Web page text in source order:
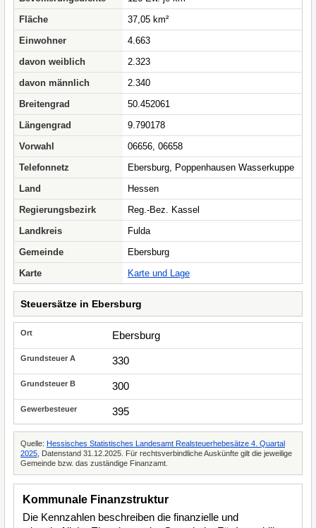
Fläche
37,05 km²
Einwohner
4.663
davon weiblich
2.323
davon männlich
2.340
Breitengrad
50.452061
Längengrad
9.790178
Vorwahl
06656, 06658
Telefonnetz
Ebersburg, Poppenhausen Wasserkuppe
Land
Hessen
Regierungsbezirk
Reg.-Bez. Kassel
Landkreis
Fulda
Gemeinde
Ebersburg
Karte
Karte und Lage
Steuersätze in Ebersburg
Ebersburg
330
300
395
Quelle: Hessisches Statistisches Landesamt Realsteuerhebesätze 4. Quartal
2025 , Datenstand 31.12.2025. Für rechtsverbindliche Auskünfte gilt die jeweilige
Gemeinde bzw. das zuständige Finanzamt.
Kommunale Finanzstruktur
Die Kennzahlen beschreiben die finanzielle und